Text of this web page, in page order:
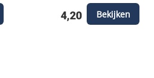
4,20 Bekijken